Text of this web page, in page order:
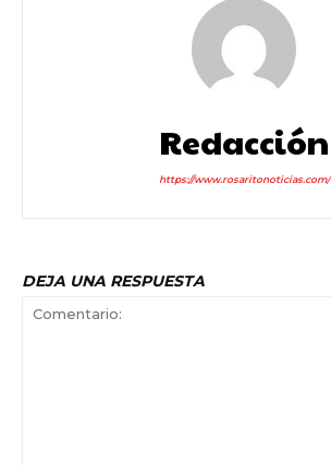
Redacción
https://www.rosaritonoticias.com/
DEJA UNA RESPUESTA